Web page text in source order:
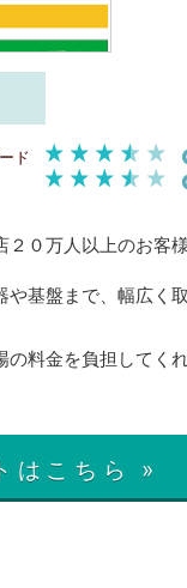
ド
０万人以上のお客
基盤まで、幅広く
料金を負担してく
はこちら